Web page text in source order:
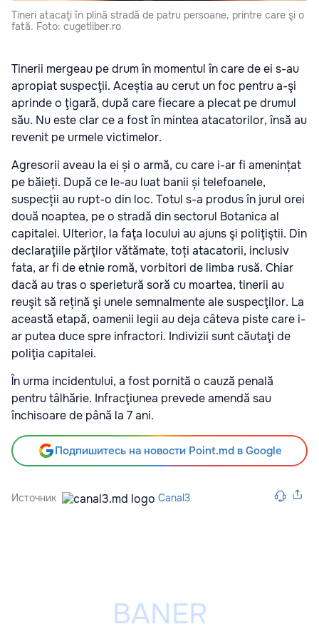
Tineri atacaţi în plină stradă de patru persoane, printre care şi o
fată. Foto: cugetliber.ro
Tinerii mergeau pe drum în momentul în care de ei s-au
apropiat suspecţii. Aceștia au cerut un foc pentru a-şi
aprinde o ţigară, după care fiecare a plecat pe drumul
său. Nu este clar ce a fost în mintea atacatorilor, însă au
revenit pe urmele victimelor.
Agresorii aveau la ei și o armă, cu care i-ar fi amenințat
pe băieți. După ce le-au luat banii și telefoanele,
suspecții au rupt-o din loc. Totul s-a produs în jurul orei
două noaptea, pe o stradă din sectorul Botanica al
capitalei. Ulterior, la faţa locului au ajuns şi poliţiştii. Din
declaraţiile părţilor vătămate, toți atacatorii, inclusiv
fata, ar fi de etnie romă, vorbitori de limba rusă. Chiar
dacă au tras o sperietură soră cu moartea, tinerii au
reuşit să rețină şi unele semnalmente ale suspecţilor. La
această etapă, oamenii legii au deja câteva piste care i-
ar putea duce spre infractori. Indivizii sunt căutaţi de
poliţia capitalei.
În urma incidentului, a fost pornită o cauză penală
pentru tâlhărie. Infracţiunea prevede amendă sau
închisoare de până la 7 ani.
Подпишитесь на новости Point.md в Google
Источник Canal3